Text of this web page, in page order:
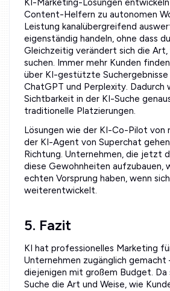
KI-Marketing-Lösungen
Content-Helfern zu autonomen
Leistung kanalübergreifend
eigenständig handeln, ohne dass
Gleichzeitig verändert sich die Art,
suchen. Immer mehr Kunden
über KI-gestützte Suchergebnisse
ChatGPT und Perplexity. Dadurch
Sichtbarkeit in der KI-Suche
traditionelle Platzierungen.
Lösungen wie der KI-Co-Pilot von
der KI-Agent von Superchat
Richtung. Unternehmen, die jetzt
diese Gewohnheiten aufzubauen,
echten Vorsprung haben, wenn
weiterentwickelt.
5. Fazit
KI hat professionelles Marketing
Unternehmen zugänglich gemacht
diejenigen mit großem Budget. Da
Suche die Art und Weise, wie